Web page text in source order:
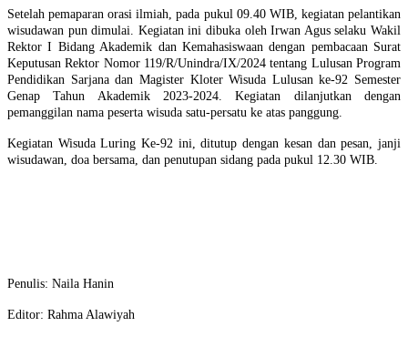
Setelah pemaparan orasi ilmiah, pada pukul 09.40 WIB, kegiatan pelantikan
wisudawan pun dimulai. Kegiatan ini dibuka oleh Irwan Agus selaku Wakil
Rektor I Bidang Akademik dan Kemahasiswaan dengan pembacaan Surat
Keputusan Rektor Nomor 119/R/Unindra/IX/2024 tentang Lulusan Program
Pendidikan Sarjana dan Magister Kloter Wisuda Lulusan ke-92 Semester
Genap Tahun Akademik 2023-2024. Kegiatan dilanjutkan dengan
pemanggilan nama peserta wisuda satu-persatu ke atas panggung.
Kegiatan Wisuda Luring Ke-92 ini, ditutup dengan kesan dan pesan, janji
wisudawan, doa bersama, dan penutupan sidang pada pukul 12.30 WIB.
Penulis: Naila Hanin
Editor: Rahma Alawiyah